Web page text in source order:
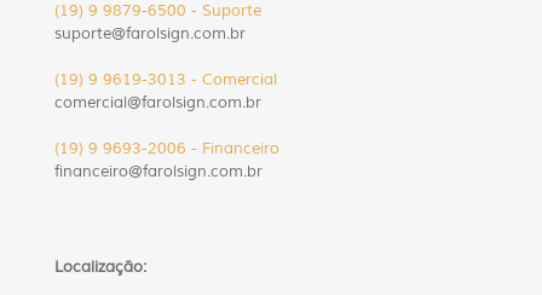
(19) 9 9879-6500 - Suporte
suporte@farolsign.com.br
(19) 9 9619-3013 - Comercial
comercial@farolsign.com.br
(19) 9 9693-2006 - Financeiro
financeiro@farolsign.com.br
Localização: